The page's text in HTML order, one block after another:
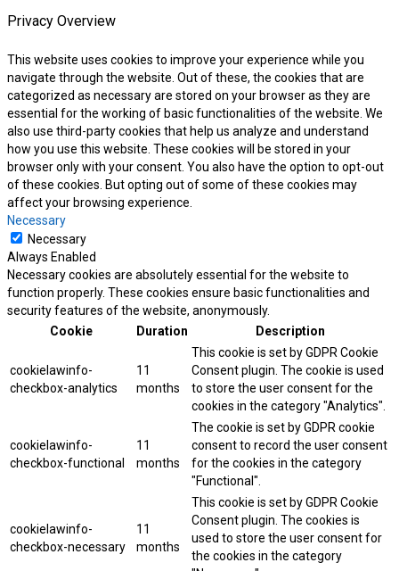
Privacy Overview
This website uses cookies to improve your experience while you
navigate through the website. Out of these, the cookies that are
categorized as necessary are stored on your browser as they are
essential for the working of basic functionalities of the website. We
also use third-party cookies that help us analyze and understand
how you use this website. These cookies will be stored in your
browser only with your consent. You also have the option to opt-out
of these cookies. But opting out of some of these cookies may
affect your browsing experience.
Necessary
Necessary
Always Enabled
Necessary cookies are absolutely essential for the website to
function properly. These cookies ensure basic functionalities and
security features of the website, anonymously.
Cookie
Duration Description
cookielawinfo-
checkbox-analytics
11
months
This cookie is set by GDPR Cookie
Consent plugin. The cookie is used
to store the user consent for the
cookies in the category "Analytics".
cookielawinfo-
checkbox-functional
11
months
The cookie is set by GDPR cookie
consent to record the user consent
for the cookies in the category
"Functional".
cookielawinfo-
checkbox-necessary
11
months
This cookie is set by GDPR Cookie
Consent plugin. The cookies is
used to store the user consent for
the cookies in the category